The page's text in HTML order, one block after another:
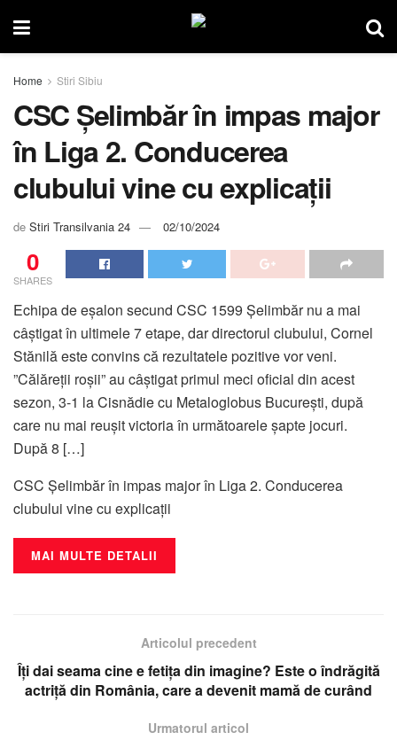
Home Stiri Sibiu
CSC Șelimbăr în impas major
în Liga 2. Conducerea
clubului vine cu explicații
de Stiri Transilvania 24 02/10/2024
0
SHARES
Echipa de eșalon secund CSC 1599 Șelimbăr nu a mai
câștigat în ultimele 7 etape, dar directorul clubului, Cornel
Stănilă este convins că rezultatele pozitive vor veni.
”Călăreții roșii” au câștigat primul meci oficial din acest
sezon, 3-1 la Cisnădie cu Metaloglobus București, după
care nu mai reușit victoria în următoarele șapte jocuri.
După 8 […]
CSC Șelimbăr în impas major în Liga 2. Conducerea
clubului vine cu explicații
MAI MULTE DETALII
Articolul precedent
Îți dai seama cine e fetița din imagine? Este o îndrăgită
actriță din România, care a devenit mamă de curând
Urmatorul articol